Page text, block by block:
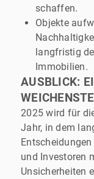
schaffen.
Objekte
langfristig
Immobilien.
AUSBLICK:
2025 wird für
Jahr, in dem
und Investoren
Unsicherheiten